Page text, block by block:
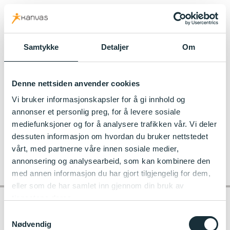
Samtykke Detaljer Om
Denne nettsiden anvender cookies
Vi bruker informasjonskapsler for å gi innhold og
annonser et personlig preg, for å levere sosiale
mediefunksjoner og for å analysere trafikken vår. Vi deler
dessuten informasjon om hvordan du bruker nettstedet
vårt, med partnerne våre innen sosiale medier,
annonsering og analysearbeid, som kan kombinere den
med annen informasjon du har gjort tilgjengelig for dem,
eller som de har samlet inn gjennom din bruk av
Nødvendig
kanvas.no
2009_09_28_IMG_0005